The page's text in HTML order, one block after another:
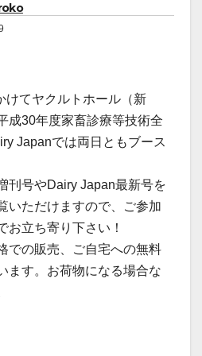
てヤクルトホール（新
成30年度家畜診療等技術全
Japanでは両日ともブース
刊号やDairy Japan最新号を
いただけますので、ご参加
お立ち寄り下さい！
での販売、ご自宅への無料
ます。お荷物になる場合な